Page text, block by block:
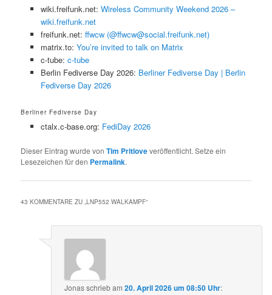
wiki.freifunk.net: Wireless Community Weekend 2026 –
wiki.freifunk.net
freifunk.net: ffwcw (@ffwcw@social.freifunk.net)
matrix.to: You’re invited to talk on Matrix
c-tube: c-tube
Berlin Fediverse Day 2026: Berliner Fediverse Day | Berlin
Fediverse Day 2026
Berliner Fediverse Day
ctalx.c-base.org: FediDay 2026
Dieser Eintrag wurde vonTim Pritloveveröffentlicht. Setze ein
Lesezeichen für den Permalink.
43 KOMMENTARE ZU „LNP552 WALKAMPF“
Jonasschriebam20. April 2026 um 08:50 Uhr: